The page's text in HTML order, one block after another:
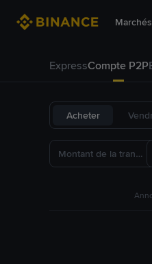
Marchés
ExpressCompte P2P
Acheter